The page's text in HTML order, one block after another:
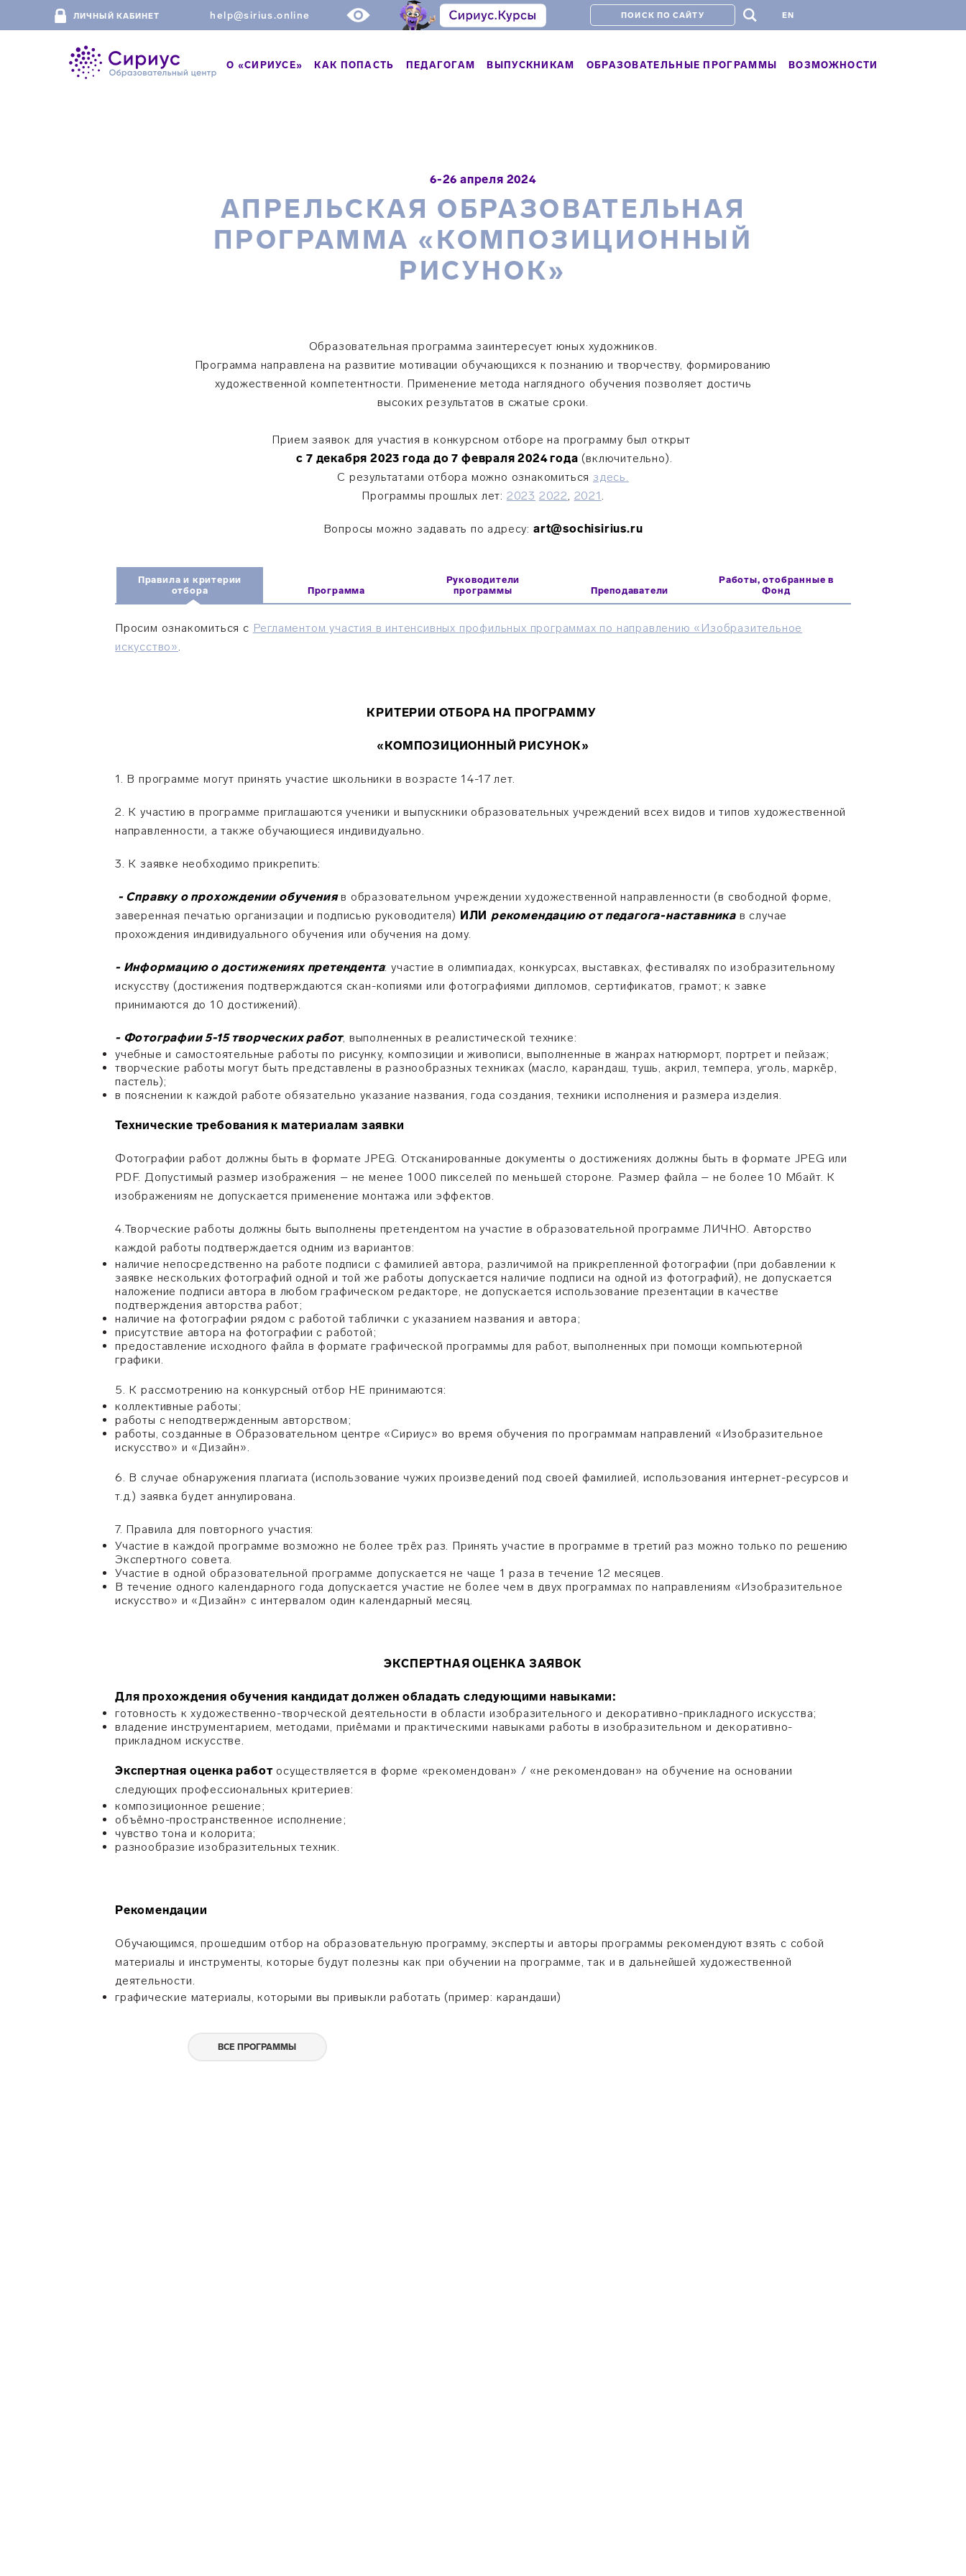
ЛИЧНЫЙ КАБИНЕТ help@sirius.online # EN
О «СИРИУСЕ» КАК ПОПАСТЬ ПЕДАГОГАМ ВЫПУСКНИКАМ ОБРАЗОВАТЕЛЬНЫЕ ПРОГРАММЫ ВОЗМОЖНОСТИ
6-26 апреля 2024
АПРЕЛЬСКАЯ ОБРАЗОВАТЕЛЬНАЯ
ПРОГРАММА «КОМПОЗИЦИОННЫЙ
РИСУНОК»
Образовательная программа заинтересует юных художников.
Программа направлена на развитие мотивации обучающихся к познанию и творчеству, формированию
художественной компетентности. Применение метода наглядного обучения позволяет достичь
высоких результатов в сжатые сроки.
Прием заявок для участия в конкурсном отборе на программу был открыт
с 7 декабря 2023 года до 7 февраля 2024 года (включительно).
С результатами отбора можно ознакомиться здесь.
Программы прошлых лет: 2023 2022, 2021.
Вопросы можно задавать по адресу: art@sochisirius.ru
Правила и критерии
отбора
Программа
Руководители
программы
Преподаватели
Работы, отобранные в
Фонд
Просим ознакомиться с Регламентом участия в интенсивных профильных программах по направлению «Изобразительное
искусство».
КРИТЕРИИ ОТБОРА НА ПРОГРАММУ
«КОМПОЗИЦИОННЫЙ РИСУНОК»
1. В программе могут принять участие школьники в возрасте 14-17 лет.
2. К участию в программе приглашаются ученики и выпускники образовательных учреждений всех видов и типов художественной
направленности, а также обучающиеся индивидуально.
3. К заявке необходимо прикрепить:
- Справку о прохождении обученияв образовательном учреждении художественной направленности (в свободной форме,
заверенная печатью организации и подписью руководителя) ИЛИ рекомендацию от педагога-наставника в случае
прохождения индивидуального обучения или обучения на дому.
- Информацию о достижениях претендента: участие в олимпиадах, конкурсах, выставках, фестивалях по изобразительному
искусству (достижения подтверждаются скан-копиями или фотографиями дипломов, сертификатов, грамот; к завке
принимаются до 10 достижений).
- Фотографии 5-15 творческих работ, выполненных в реалистической технике:
учебные и самостоятельные работы по рисунку, композиции и живописи, выполненные в жанрах натюрморт, портрет и пейзаж;
творческие работы могут быть представлены в разнообразных техниках (масло, карандаш, тушь, акрил, темпера, уголь, маркёр,
пастель);
в пояснении к каждой работе обязательно указание названия, года создания, техники исполнения и размера изделия.
Технические требования к материалам заявки
Фотографии работ должны быть в формате JPEG. Отсканированные документы о достижениях должны быть в формате JPEG или
PDF. Допустимый размер изображения – не менее 1000 пикселей по меньшей стороне. Размер файла – не более 10 Мбайт. К
изображениям не допускается применение монтажа или эффектов.
4.Творческие работы должны быть выполнены претендентом на участие в образовательной программе ЛИЧНО. Авторство
каждой работы подтверждается одним из вариантов:
наличие непосредственно на работе подписи с фамилией автора, различимой на прикрепленной фотографии (при добавлении к
заявке нескольких фотографий одной и той же работы допускается наличие подписи на одной из фотографий), не допускается
наложение подписи автора в любом графическом редакторе, не допускается использование презентации в качестве
подтверждения авторства работ;
наличие на фотографии рядом с работой таблички с указанием названия и автора;
присутствие автора на фотографии с работой;
предоставление исходного файла в формате графической программы для работ, выполненных при помощи компьютерной
графики.
5. К рассмотрению на конкурсный отбор НЕ принимаются:
коллективные работы;
работы с неподтвержденным авторством;
работы, созданные в Образовательном центре «Сириус» во время обучения по программам направлений «Изобразительное
искусство» и «Дизайн».
6. В случае обнаружения плагиата (использование чужих произведений под своей фамилией, использования интернет-ресурсов и
т.д.) заявка будет аннулирована.
7. Правила для повторного участия:
Участие в каждой программе возможно не более трёх раз. Принять участие в программе в третий раз можно только по решению
Экспертного совета.
Участие в одной образовательной программе допускается не чаще 1 раза в течение 12 месяцев.
В течение одного календарного года допускается участие не более чем в двух программах по направлениям «Изобразительное
искусство» и «Дизайн» с интервалом один календарный месяц.
ЭКСПЕРТНАЯ ОЦЕНКА ЗАЯВОК
Для прохождения обучения кандидат должен обладать следующими навыками:
готовность к художественно-творческой деятельности в области изобразительного и декоративно-прикладного искусства;
владение инструментарием, методами, приёмами и практическими навыками работы в изобразительном и декоративно-
прикладном искусстве.
Экспертная оценка работосуществляется в форме «рекомендован» / «не рекомендован» на обучение на основании
следующих профессиональных критериев:
композиционное решение;
объёмно-пространственное исполнение;
чувство тона и колорита;
разнообразие изобразительных техник.
Рекомендации
Обучающимся, прошедшим отбор на образовательную программу, эксперты и авторы программы рекомендуют взять с собой
материалы и инструменты, которые будут полезны как при обучении на программе, так и в дальнейшей художественной
деятельности.
графические материалы, которыми вы привыкли работать (пример: карандаши)
ВСЕ ПРОГРАММЫ